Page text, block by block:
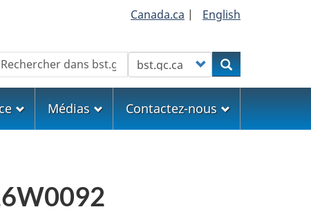
Canada.ca | English
Rechercher Customize your searchRechercher
Médias Contactez-nous